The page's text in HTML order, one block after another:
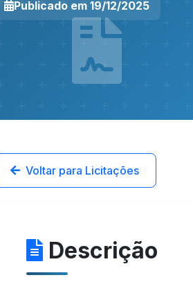
Publicado em 19/12/2025
Voltar para Licitações
Descrição